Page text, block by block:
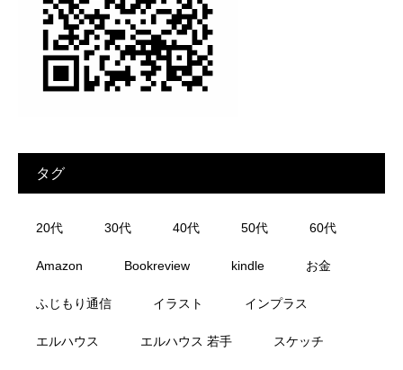
タグ
20代 30代 40代 50代 60代
Amazon Bookreview kindle お金
ふじもり通信 イラスト インプラス
エルハウス エルハウス 若手 スケッチ